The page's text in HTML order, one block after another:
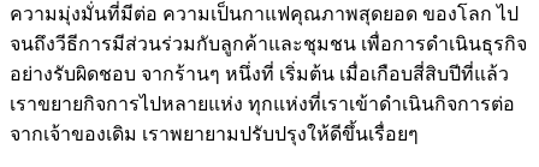
ความมุ่งมั่นที่มีต่อ ความเป็นกาแฟคุณภาพสุดยอด ของโลก ไป
จนถึงวีธีการมีส่วนร่วมกับลูกค้าและชุมชน เพื่อการดำเนินธุรกิจ
อย่างรับผิดชอบ จากร้านๆ หนึ่งที่ เริ่มต้น เมื่อเกือบสี่สิบปีที่แล้ว
เราขยายกิจการไปหลายแห่ง ทุกแห่งที่เราเข้าดำเนินกิจการต่อ
จากเจ้าของเดิม เราพยายามปรับปรุงให้ดีขึ้นเรื่อยๆ